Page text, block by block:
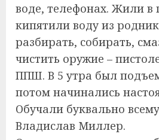
воде, телефонах. Жили в
кипятили воду из
разбирать, собирать,
чистить оружие –
ППШ. В 5 утра был
потом начинались
Обучали буквально
Владислав Миллер.